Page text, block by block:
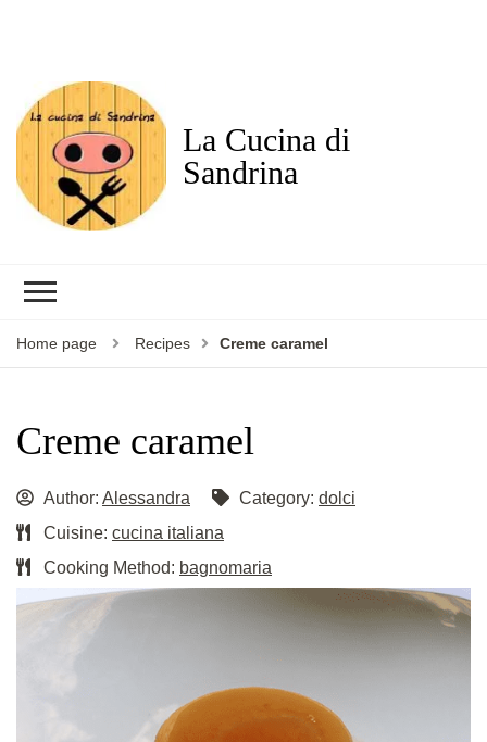
La Cucina di
Sandrina
Home page Recipes Creme caramel
Creme caramel
Author: Alessandra Category: dolci
Cuisine: cucina italiana
Cooking Method: bagnomaria